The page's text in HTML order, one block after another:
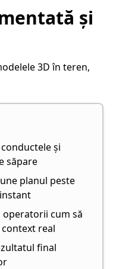
și
3D în teren,
și
săpare
planul peste
cum să
real
final